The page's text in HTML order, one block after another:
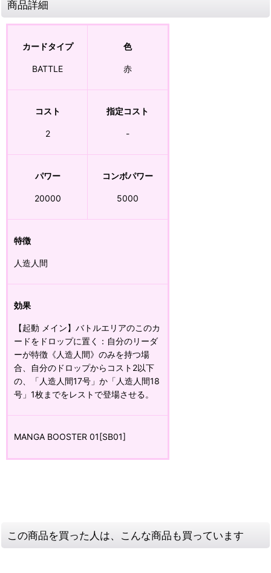
商品詳細
カードタイプ
BATTLE
色
赤
コスト
2
指定コスト
-
パワー
20000
コンボパワー
5000
特徴
人造人間
効果
【起動 メイン】バトルエリアのこのカ
ードをドロップに置く：自分のリーダ
ーが特徴《人造人間》のみを持つ場
合、自分のドロップからコスト2以下
の、「人造人間17号」か「人造人間18
号」1枚までをレストで登場させる。
MANGA BOOSTER 01[SB01]
この商品を買った人は、こんな商品も買っています